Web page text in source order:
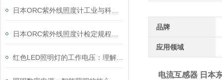
品牌
应用领域
电流互感器 日本